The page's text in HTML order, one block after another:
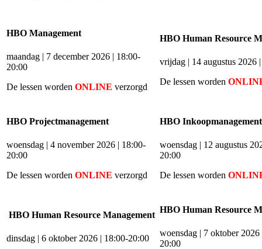
HBO Management
maandag | 7 december 2026 | 18:00-
20:00
De lessen worden ONLINE verzorgd
HBO Human Resource
vrijdag | 14 augustus 2026
De lessen worden
HBO Projectmanagement
woensdag | 4 november 2026 | 18:00-
20:00
De lessen worden ONLINE verzorgd
HBO Inkoopmanagement
woensdag | 12 augustus
20:00
De lessen worden
HBO Human Resource Management
dinsdag | 6 oktober 2026 | 18:00-20:00
HBO Human Resource
woensdag | 7 oktober 2026
20:00